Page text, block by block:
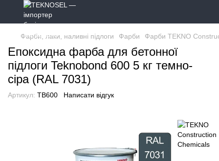
Фарби, лаки, наливні підлоги Фарби Фарби TEKNO
Епоксидна фарба для бетонної
підлоги Teknobond 600 5 кг темно-
сіра (RAL 7031)
Артикул: TB600 Написати відгук